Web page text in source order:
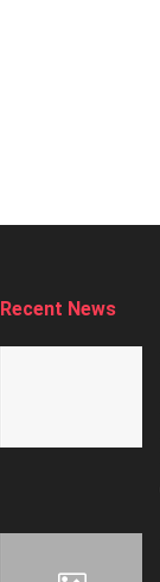
Recent News